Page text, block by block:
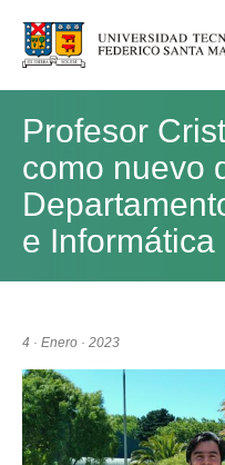
Profesor
como nuevo
e Informática
4 · Enero · 2023